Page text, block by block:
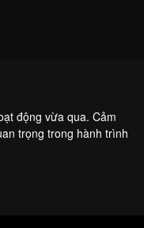
động vừa qua. Cảm
trọng trong hành trình